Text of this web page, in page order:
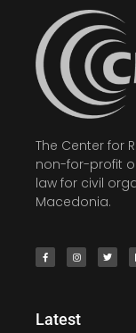
The Center for
non-for-profit
law for civil
Macedonia.
Latest